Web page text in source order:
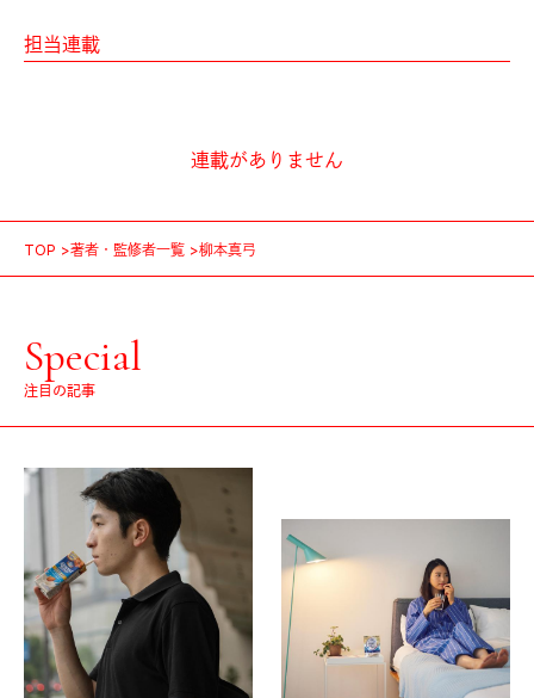
担当連載
連載がありません
TOP 著者・監修者一覧 柳本真弓
Special
注目の記事